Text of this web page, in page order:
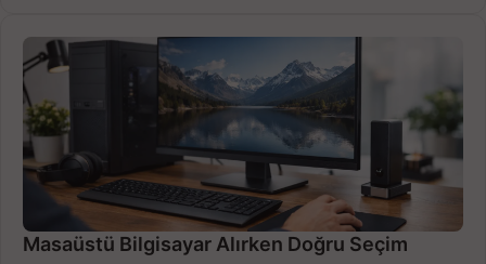
Masaüstü Bilgisayar Alırken Doğru Seçim